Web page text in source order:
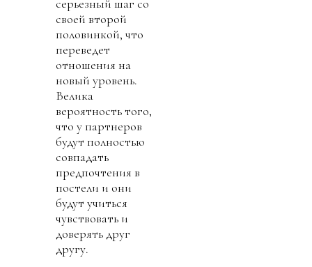
серьезный шаг со
своей второй
половинкой, что
переведет
отношения на
новый уровень.
Велика
вероятность того,
что у партнеров
будут полностью
совпадать
предпочтения в
постели и они
будут учиться
чувствовать и
доверять друг
другу.